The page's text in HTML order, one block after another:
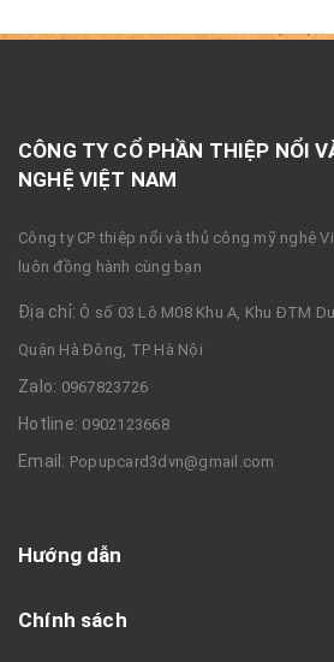
CÔNG TY CỔ PHẦN THIỆP NỔI
NGHỆ VIỆT NAM
Công ty CP thiệp nổi và thủ công mỹ nghệ
luôn đồng hành cùng bạn
Địa chỉ: Ô số 03 Lô M08 Khu A, Khu ĐTM
Quận Hà Đông, TP Hà Nội
Zalo: 0967823726
Hotline: 0902123668
Email: Popupcard3dvn@gmail.com
Hướng dẫn
Chính sách